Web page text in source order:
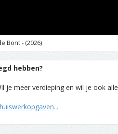
Bont - (2026)
hebben?
je meer verdieping en wil je ook alle
...